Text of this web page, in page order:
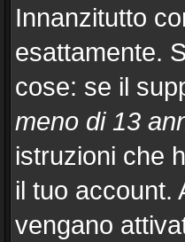
Innanzitutto
esattamente.
cose: se il
meno di 13
istruzioni che
il tuo account.
vengano